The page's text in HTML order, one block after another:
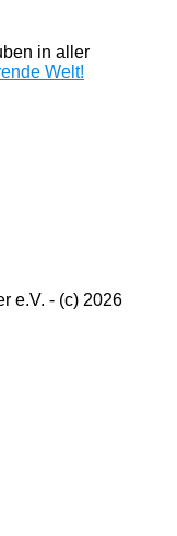
in aller
Welt!
e.V. - (c) 2026